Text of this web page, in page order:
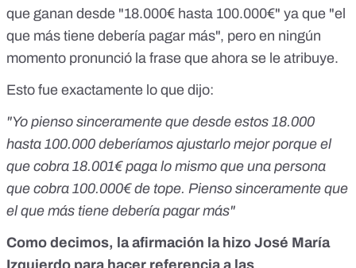
que ganan desde "18.000€ hasta 100.000€" ya que "el
que más tiene debería pagar más", pero en ningún
momento pronunció la frase que ahora se le atribuye.
Esto fue exactamente lo que dijo:
"Yo pienso sinceramente que desde estos 18.000
hasta 100.000 deberíamos ajustarlo mejor porque el
que cobra 18.001€ paga lo mismo que una persona
que cobra 100.000€ de tope. Pienso sinceramente que
el que más tiene debería pagar más"
Como decimos, la afirmación la hizo José María
Izquierdo para hacer referencia a las